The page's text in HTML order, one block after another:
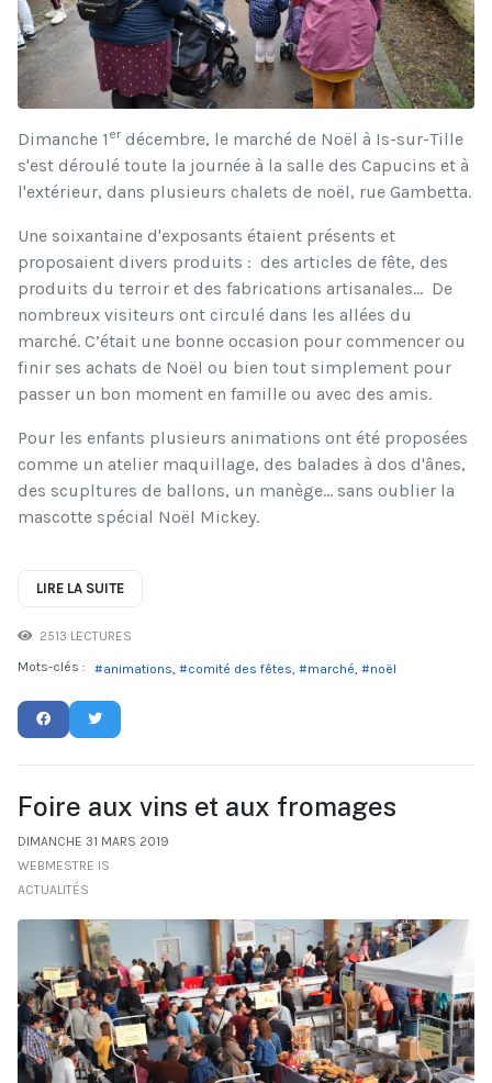
Dimanche 1 er décembre, le marché de Noël à Is-sur-Tille
s'est déroulé toute la journée à la salle des Capucins et à
l'extérieur, dans plusieurs chalets de noël, rue Gambetta.
Une soixantaine d'exposants étaient présents et
proposaient divers produits : des articles de fête, des
produits du terroir et des fabrications artisanales... De
nombreux visiteurs ont circulé dans les allées du
marché. C’était une bonne occasion pour commencer ou
finir ses achats de Noël ou bien tout simplement pour
passer un bon moment en famille ou avec des amis.
Pour les enfants plusieurs animations ont été proposées
comme un atelier maquillage, des balades à dos d'ânes,
des scupltures de ballons, un manège... sans oublier la
mascotte spécial Noël Mickey.
LIRE LA SUITE
2513 LECTURES
Mots-clés :
animations comité des fêtes marché noël
Foire aux vins et aux fromages
DIMANCHE 31 MARS 2019
WEBMESTRE IS
ACTUALITÉS